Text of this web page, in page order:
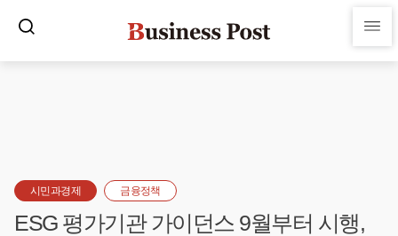
시민과경제 금융정책
ESG 평가기관 가이던스 9월부터 시행,